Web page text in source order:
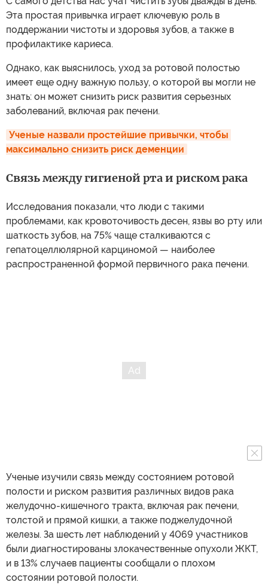
Эта простая привычка играет ключевую роль в
поддержании чистоты и здоровья зубов, а также в
профилактике кариеса.
Однако, как выяснилось, уход за ротовой полостью
имеет еще одну важную пользу, о которой вы могли не
знать: он может снизить риск развития серьезных
заболеваний, включая рак печени.
Ученые назвали простейшие привычки, чтобы
максимально снизить риск деменции
Связь между гигиеной рта и риском рака
Исследования показали, что люди с такими
проблемами, как кровоточивость десен, язвы во рту или
шаткость зубов, на 75% чаще сталкиваются с
гепатоцеллюлярной карциномой — наиболее
распространенной формой первичного рака печени.
Ученые изучили связь между состоянием ротовой
полости и риском развития различных видов рака
желудочно-кишечного тракта, включая рак печени,
толстой и прямой кишки, а также поджелудочной
железы. За шесть лет наблюдений у 4069 участников
были диагностированы злокачественные опухоли ЖКТ,
и в 13% случаев пациенты сообщали о плохом
состоянии ротовой полости.